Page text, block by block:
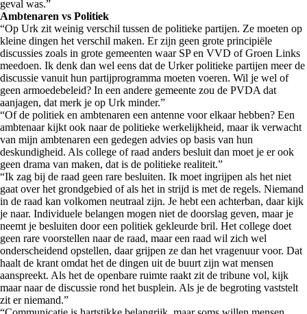
geval was.”
Ambtenaren vs Politiek
“Op Urk zit weinig verschil tussen de politieke partijen. Ze moeten op
kleine dingen het verschil maken. Er zijn geen grote principiële
discussies zoals in grote gemeenten waar SP en VVD of Groen Links
meedoen. Ik denk dan wel eens dat de Urker politieke partijen meer de
discussie vanuit hun partijprogramma moeten voeren. Wil je wel of
geen armoedebeleid? In een andere gemeente zou de PVDA dat
aanjagen, dat merk je op Urk minder.”
“Of de politiek en ambtenaren een antenne voor elkaar hebben? Een
ambtenaar kijkt ook naar de politieke werkelijkheid, maar ik verwacht
van mijn ambtenaren een gedegen advies op basis van hun
deskundigheid. Als college of raad anders besluit dan moet je er ook
geen drama van maken, dat is de politieke realiteit.”
“Ik zag bij de raad geen rare besluiten. Ik moet ingrijpen als het niet
gaat over het grondgebied of als het in strijd is met de regels. Niemand
in de raad kan volkomen neutraal zijn. Je hebt een achterban, daar kijk
je naar. Individuele belangen mogen niet de doorslag geven, maar je
neemt je besluiten door een politiek gekleurde bril. Het college doet
geen rare voorstellen naar de raad, maar een raad wil zich wel
onderscheidend opstellen, daar grijpen ze dan het vragenuur voor. Dat
haalt de krant omdat het de dingen uit de buurt zijn wat mensen
aanspreekt. Als het de openbare ruimte raakt zit de tribune vol, kijk
maar naar de discussie rond het busplein. Als je de begroting vaststelt
zit er niemand.”